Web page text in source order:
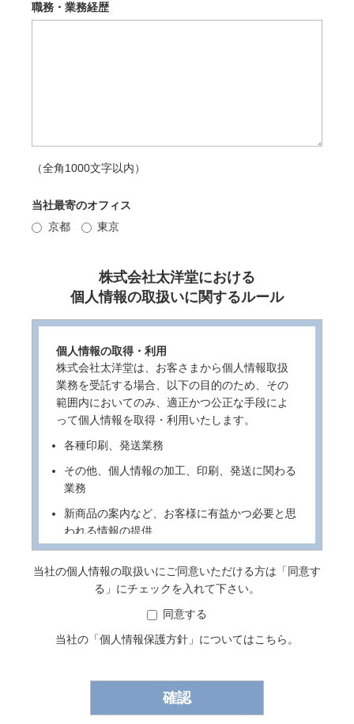
職務・業務経歴
（全角1000文字以内）
当社最寄のオフィス
京都
東京
株式会社太洋堂における
個人情報の取扱いに関するルール
個人情報の取得・利用
株式会社太洋堂は、お客さまから個人情報取扱
業務を受託する場合、以下の目的のため、その
範囲内においてのみ、適正かつ公正な手段によ
って個人情報を取得・利用いたします。
各種印刷、発送業務
その他、個人情報の加工、印刷、発送に関わる
業務
新商品の案内など、お客様に有益かつ必要と思
われる情報の提供
せ、確認、およびサービス向上のための意見収
利用目的の通知・ご登録内容の開示・訂正・追
加・削除・利用停止・消去及び第三者への提供
個人情報の第三者提供
当社は、法令に基づく場合等正当な理由によら
当社の個人情報の取扱いにご同意いただける方は「同意す
る」にチェックを入れて下さい。
同意する
当社の「個人情報保護方針 」についてはこちら。